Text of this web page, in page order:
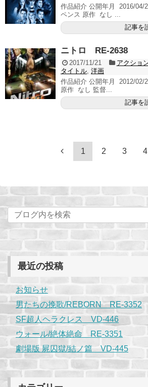
作品紹介 公開年月 2016/04/
ペンス 原作 なし ...
記事を
ニトロ RE-2638
2017/11/21 アクショ
タイトル 洋画
作品紹介 公開年月 2012/02/
原作 なし 監督...
記事を
1 2 3 4
最近の投稿
お知らせ
男たちの挽歌/REBORN RE-3352
SF超人ヘラクレス VD-446
ウォール/絶体絶命 RE-3351
劇場版 屍囚獄/結ノ篇 VD-445